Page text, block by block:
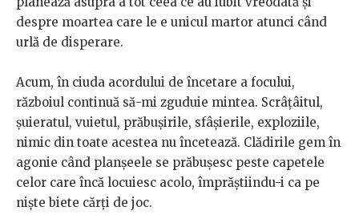
despre moartea care le e unicul martor atunci când
urlă de disperare.
Acum, în ciuda acordului de încetare a focului,
războiul continuă să-mi zguduie mintea. Scrâțâitul,
șuieratul, vuietul, prăbușirile, sfâșierile, exploziile,
nimic din toate acestea nu încetează. Clădirile gem în
agonie când planșeele se prăbușesc peste capetele
celor care încă locuiesc acolo, împrăștiindu-i ca pe
niște biete cărți de joc.